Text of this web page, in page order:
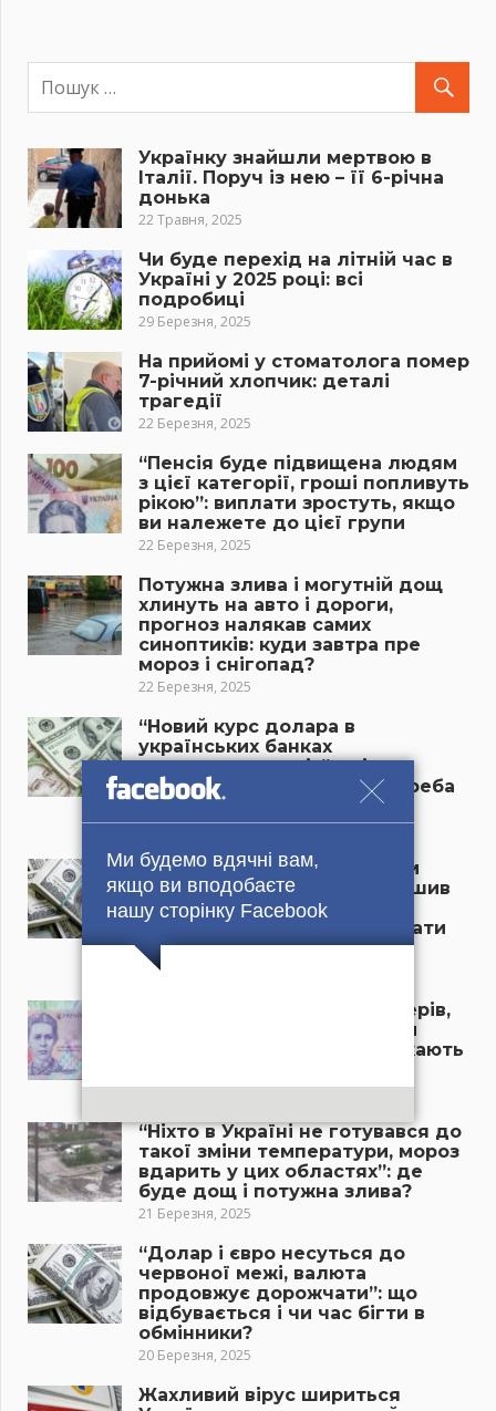
Ми будемо вдячні вам,
якщо ви вподобаєте
нашу сторінку Facebook
Українку знайшли мертвою в
Італії. Поруч із нею – її 6-річна
донька
22 Травня, 2025
Чи буде перехід на літній час в
Україні у 2025 році: всі
подробиці
29 Березня, 2025
На прийомі у стоматолога помер
7-річний хлопчик: деталі
трагедії
22 Березня, 2025
“Пенсія буде підвищена людям
з цієї категорії, гроші попливуть
рікою”: виплати зростуть, якщо
ви належете до цієї групи
22 Березня, 2025
Потужна злива і могутній дощ
хлинуть на авто і дороги,
прогноз налякав самих
синоптиків: куди завтра пре
мороз і снігопад?
22 Березня, 2025
“Новий курс долара в
українських банках
приголомшив усіх”: скільки
тепер коштує валюта, чи треба
бігти в обмінники?
21 Березня, 2025
“Долар різко змінив напрям
руху, курс валют приголомшив
усіх”: що відбувається в
обмінниках та чи час рятувати
гроші?
21 Березня, 2025
“Пенсія пропаде у пенсіонерів,
якщо терміново не зробити
цього”: літніх українців чекають
21 Березня, 2025
“Ніхто в Україні не готувався до
такої зміни температури, мороз
вдарить у цих областях”: де
буде дощ і потужна злива?
21 Березня, 2025
“Долар і євро несуться до
червоної межі, валюта
продовжує дорожчати”: що
відбувається і чи час бігти в
обмінники?
20 Березня, 2025
Жахливий вірус шириться